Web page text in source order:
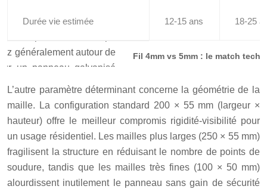
Fil 4mm vs 5mm : le match
Durée vie estimée 12-15 ans 18-25
L’autre paramètre déterminant concerne la géométrie de la
maille. La configuration standard 200 × 55 mm (largeur ×
hauteur) offre le meilleur compromis rigidité-visibilité pour
un usage résidentiel. Les mailles plus larges (250 × 55 mm)
fragilisent la structure en réduisant le nombre de points de
soudure, tandis que les mailles très fines (100 × 50 mm)
alourdissent inutilement le panneau sans gain de sécurité